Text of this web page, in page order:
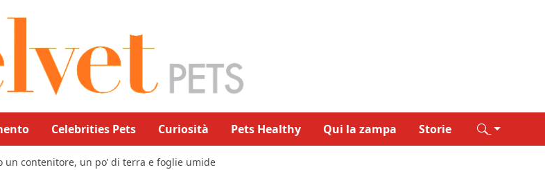
Celebrities Pets Curiosità Pets Healthy Qui la zampa Storie
un contenitore, un po’ di terra e foglie umide